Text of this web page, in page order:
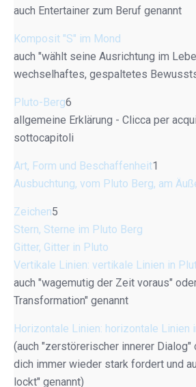
auch Entertainer zum Beruf genannt
Komposit "S" im Mond
auch "wählt seine Ausrichtung im
wechselhaftes, gespaltetes
Pluto-Berg6
allgemeine Erklärung - Clicca per
sottocapitoli
Art, Form und Beschaffenheit1
Ausbuchtung, vom Pluto Berg, am
Zeichen5
Stern, Sterne im Pluto Berg
Gitter, Gitter in Pluto
Vertikale Linien: vertikale Linien in
auch "wagemutig der Zeit voraus"
Transformation" genannt
Horizontale Linien: horizontale Linien
(auch "zerstörerischer innerer Dialog"
dich immer wieder stark fordert und
lockt" genannt)